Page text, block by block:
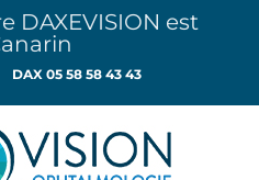
DAXEVISION est
DAX 05 58 58 43 43